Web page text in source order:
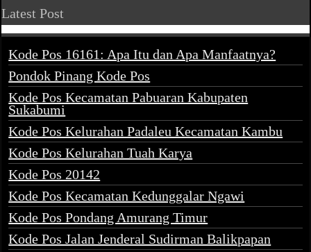
Latest Post
Kode Pos 16161: Apa Itu dan Apa Manfaatnya?
Pondok Pinang Kode Pos
Kode Pos Kecamatan Pabuaran Kabupaten
Sukabumi
Kode Pos Kelurahan Padaleu Kecamatan Kambu
Kode Pos Kelurahan Tuah Karya
Kode Pos 20142
Kode Pos Kecamatan Kedunggalar Ngawi
Kode Pos Pondang Amurang Timur
Kode Pos Jalan Jenderal Sudirman Balikpapan